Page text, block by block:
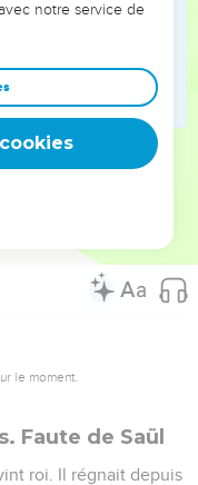
de vous son peuple.
enseignerai le
le fidèlement, de
extraordinaires il
le moment.
Faute de Saül
roi. Il régnait depuis
notre service de